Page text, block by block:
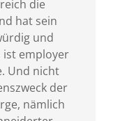
die
hat sein
und
employer
Und nicht
der
nämlich